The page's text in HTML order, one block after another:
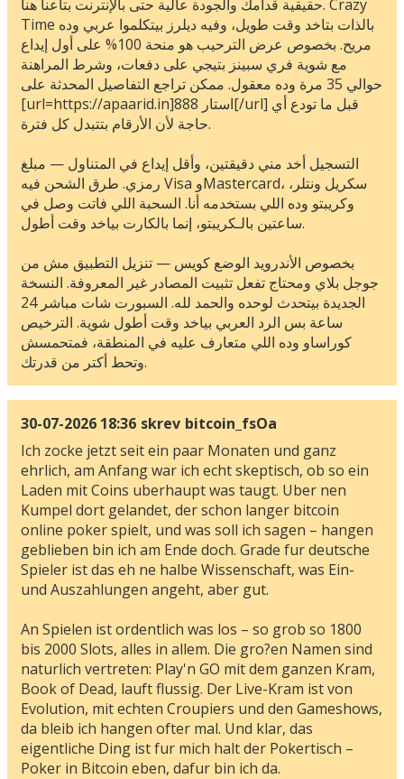
حقيقية قدامك والجودة عالية حتى بالإنترنت بتاعنا هنا. Crazy
Time بالذات بتاخد وقت طويل، وفيه ديلرز بيتكلموا عربي وده
مريح. بخصوص عرض الترحيب هو منحة 100% على أول إيداع
مع شوية فري سبينز بتيجي على دفعات، وشرط المراهنة
حوالي 35 مرة وده معقول. ممكن تراجع التفاصيل المحدثة على
[url=https://apaarid.in]استار 888[/url] قبل ما تودع أي
حاجة لأن الأرقام بتتبدل كل فترة.
التسجيل أخد مني دقيقتين، وأقل إيداع في المتناول — مبلغ
رمزي. طرق الشحن فيه Visa وMastercard، سكريل ونتلر،
وكريبتو وده اللي بستخدمه أنا. السحبة اللي فاتت وصل في
ساعتين بالـكريبتو، إنما بالكارت بياخد وقت أطول.
بخصوص الأندرويد الوضع كويس — تنزيل التطبيق مش من
جوجل بلاي ومحتاج تفعل تثبيت المصادر غير المعروفة. النسخة
الجديدة بيتحدث لوحده والحمد لله. السبورت شات مباشر 24
ساعة بس الرد العربي بياخد وقت أطول شوية. الترخيص
كوراساو وده اللي متعارف عليه في المنطقة، فمتحمسش
وتحط أكتر من قدرتك.
30-07-2026 18:36 skrev bitcoin_fsOa
Ich zocke jetzt seit ein paar Monaten und ganz
ehrlich, am Anfang war ich echt skeptisch, ob so ein
Laden mit Coins uberhaupt was taugt. Uber nen
Kumpel dort gelandet, der schon langer bitcoin
online poker spielt, und was soll ich sagen – hangen
geblieben bin ich am Ende doch. Grade fur deutsche
Spieler ist das eh ne halbe Wissenschaft, was Ein-
und Auszahlungen angeht, aber gut.
An Spielen ist ordentlich was los – so grob so 1800
bis 2000 Slots, alles in allem. Die gro?en Namen sind
naturlich vertreten: Play'n GO mit dem ganzen Kram,
Book of Dead, lauft flussig. Der Live-Kram ist von
Evolution, mit echten Croupiers und den Gameshows,
da bleib ich hangen ofter mal. Und klar, das
eigentliche Ding ist fur mich halt der Pokertisch –
Poker in Bitcoin eben, dafur bin ich da.